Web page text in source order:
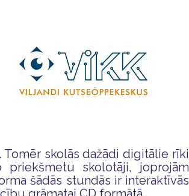
skolās dažādi digitālie rīki
priekšmetu skolotāji, joprojām
šādās stundās ir interaktīvās